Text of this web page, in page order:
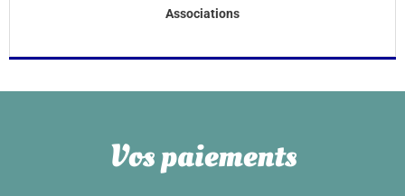
Associations
Vos paiements